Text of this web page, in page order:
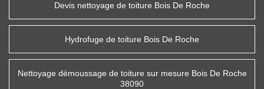
Devis nettoyage de toiture Bois De Roche
Hydrofuge de toiture Bois De Roche
Nettoyage démoussage de toiture sur mesure Bois De Roche
38090